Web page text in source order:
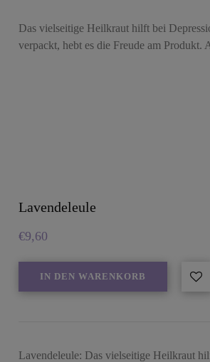
Das vielseitige Heilkraut hilft bei
verpackt, hebt es die Freude am
Lavendeleule
€9,60
IN DEN WARENKORB
Lavendeleule: Das vielseitige Heilkraut